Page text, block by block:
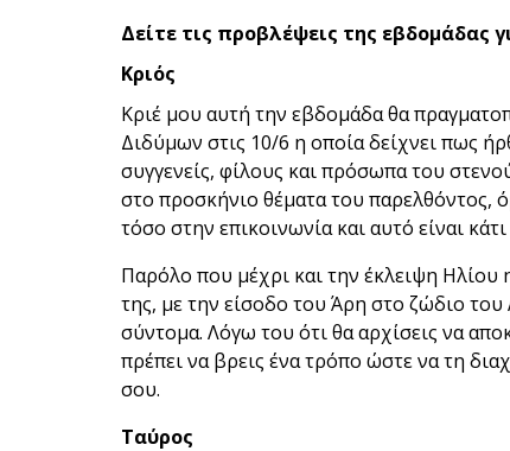
Δείτε τις προβλέψεις της εβδομάδας
Κριός
Κριέ μου αυτή την εβδομάδα θα
Διδύμων στις 10/6 η οποία δείχνει πως
συγγενείς, φίλους και πρόσωπα του
στο προσκήνιο θέματα του
τόσο στην επικοινωνία και αυτό είναι
Παρόλο που μέχρι και την έκλειψη Ηλίου
της, με την είσοδο του Άρη στο ζώδιο του
σύντομα. Λόγω του ότι θα αρχίσεις να
πρέπει να βρεις ένα τρόπο ώστε να τη
σου.
Ταύρος